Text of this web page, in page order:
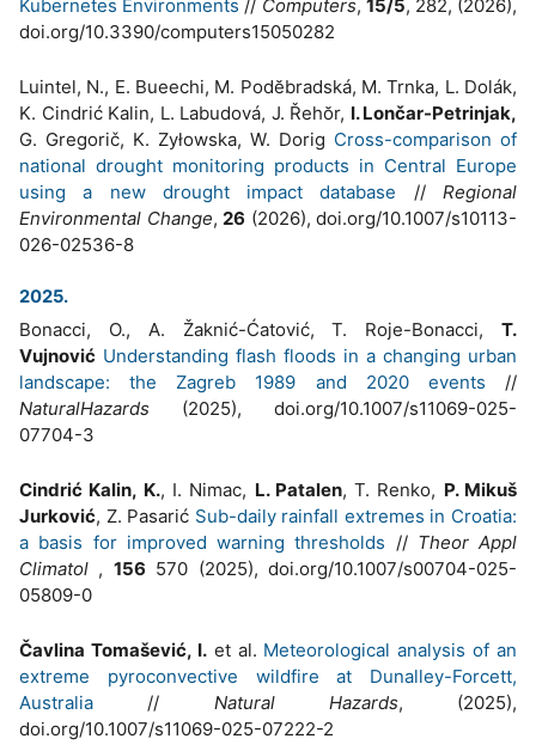
Kubernetes Environments // Computers, 15/5, 282, (2026),
doi.org/10.3390/computers15050282
Luintel, N., E. Bueechi, M. Podĕbradská, M. Trnka, L. Dolák,
K. Cindrić Kalin, L. Labudová, J. Řehŏr, I. Lončar-Petrinjak,
G. Gregorič, K. Zyłowska, W. Dorig Cross-comparison of
national drought monitoring products in Central Europe
using a new drought impact database //Regional
Environmental Change, 26 (2026), doi.org/10.1007/s10113-
026-02536-8
2025.
Bonacci, O., A. Žaknić-Ćatović, T. Roje-Bonacci, T.
Vujnović Understanding flash floods in a changing urban
landscape: the Zagreb 1989 and 2020 events //
NaturalHazards (2025), doi.org/10.1007/s11069-025-
07704-3
Cindrić Kalin, K., I. Nimac, L. Patalen, T. Renko, P. Mikuš
Jurković, Z. Pasarić Sub-daily rainfall extremes in Croatia:
a basis for improved warning thresholds // Theor Appl
Climatol , 156 570 (2025), doi.org/10.1007/s00704-025-
05809-0
Čavlina Tomašević, I.et al. Meteorological analysis of an
extreme pyroconvective wildfire at Dunalley-Forcett,
Australia // Natural Hazards, (2025),
doi.org/10.1007/s11069-025-07222-2